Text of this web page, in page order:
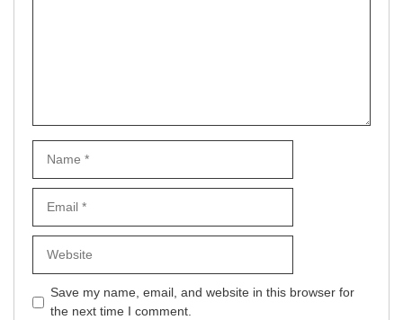
Save my name, email, and website in this browser for
the next time I comment.